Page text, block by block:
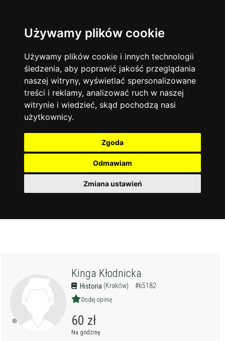
Używamy plików cookie
Używamy plików cookie i innych technologii
śledzenia, aby poprawić jakość przeglądania
naszej witryny, wyświetlać spersonalizowane
treści i reklamy, analizować ruch w naszej
witrynie i wiedzieć, skąd pochodzą nasi
użytkownicy.
Zgoda
Odmawiam
Zmiana ustawień
Język angielski 13744
Matematyka 12928
Chemia 4886
Język niemiecki 4307
Język polski 3426
Fizyka
Język francuski
Warszawa
Korepetycje
Online
14836
Kraków 7753
Wrocław
Łódź 3512
Gdańsk 2075
Kinga Kłodnicka
Historia (Kraków) #65182
Dodaj opinię
60 zł
Na godzinę